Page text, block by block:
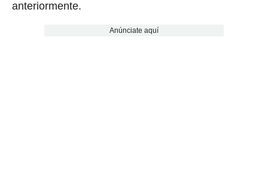
anteriormente.
Anúnciate aquí